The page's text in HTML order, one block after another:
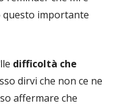
importante
difficoltà che
dirvi che non ce ne
affermare che